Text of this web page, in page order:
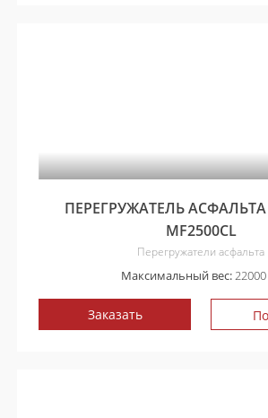
ПЕРЕГРУЖАТЕЛЬ АСФАЛЬТА
MF2500CL
Перегружатели асфальта
Максимальный вес:22000
Заказать